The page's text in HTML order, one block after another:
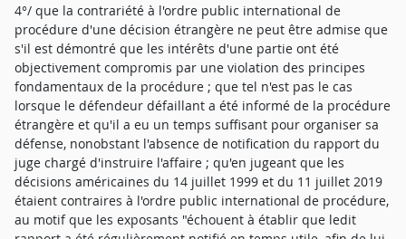
4°/ que la contrariété à l'ordre public international de
procédure d'une décision étrangère ne peut être admise que
s'il est démontré que les intérêts d'une partie ont été
objectivement compromis par une violation des principes
fondamentaux de la procédure ; que tel n'est pas le cas
lorsque le défendeur défaillant a été informé de la procédure
étrangère et qu'il a eu un temps suffisant pour organiser sa
défense, nonobstant l'absence de notification du rapport du
juge chargé d'instruire l'affaire ; qu'en jugeant que les
décisions américaines du 14 juillet 1999 et du 11 juillet 2019
étaient contraires à l'ordre public international de procédure,
au motif que les exposants "échouent à établir que ledit